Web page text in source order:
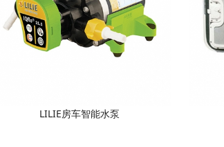
LILIE房车智能水泵